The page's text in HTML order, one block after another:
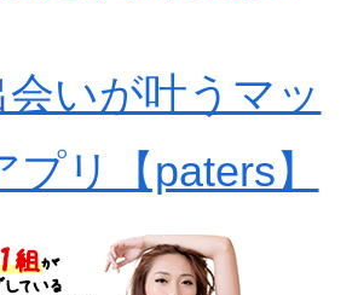
会いが叶うマッ
リ【paters】